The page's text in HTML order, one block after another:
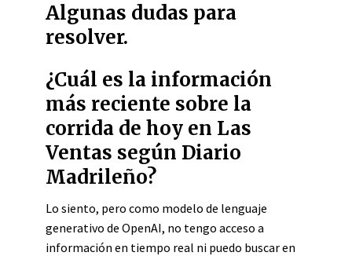
Algunas dudas para
resolver.
¿Cuál es la información
más reciente sobre la
corrida de hoy en Las
Ventas según Diario
Madrileño?
Lo siento, pero como modelo de lenguaje
generativo de OpenAI, no tengo acceso a
información en tiempo real ni puedo buscar en